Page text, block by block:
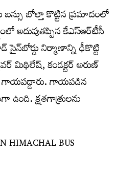
బోల్తా కొట్టిన ప్రమాదంలో
అదుపుతప్పిన కేఎస్‌ఆర్‌టీసీ
నిర్మాణాన్ని ఢీకొట్టి
మిథిలేష్‌, కండక్టర్‌ అరుణ్‌
గాయపడిన
క్షతగాత్రులను
HIMACHAL BUS